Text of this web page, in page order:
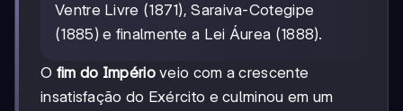
Ventre Livre (1871), Saraiva-Cotegipe
(1885) e finalmente a Lei Áurea (1888).
O fim do Impérioveio com a crescente
insatisfação do Exército e culminou em um